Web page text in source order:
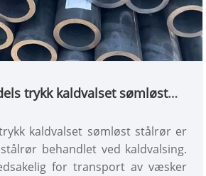
trykk kaldvalset sømløst
kaldvalset sømløst stålrør er
behandlet ved kaldvalsing.
for transport av væsker